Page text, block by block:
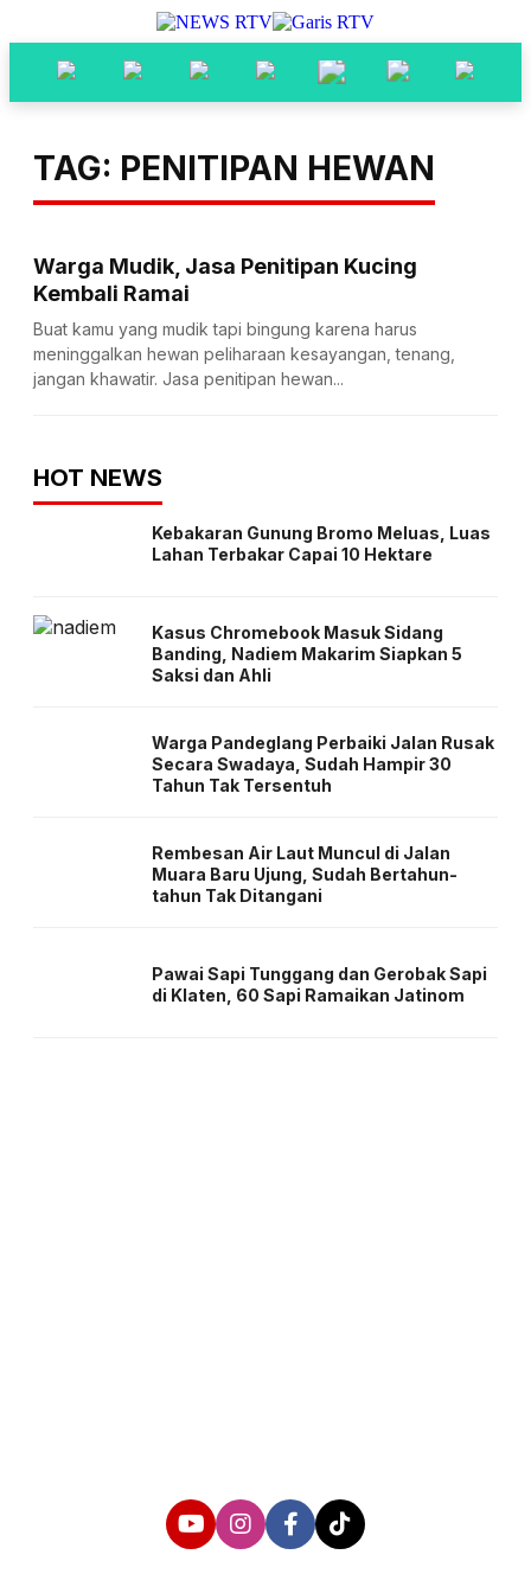
TAG: PENITIPAN HEWAN
Warga Mudik, Jasa Penitipan Kucing
Kembali Ramai
Buat kamu yang mudik tapi bingung karena harus
meninggalkan hewan peliharaan kesayangan, tenang,
jangan khawatir. Jasa penitipan hewan...
HOT NEWS
Kebakaran Gunung Bromo Meluas, Luas
Lahan Terbakar Capai 10 Hektare
Kasus Chromebook Masuk Sidang
Banding, Nadiem Makarim Siapkan 5
Saksi dan Ahli
Warga Pandeglang Perbaiki Jalan Rusak
Secara Swadaya, Sudah Hampir 30
Tahun Tak Tersentuh
Rembesan Air Laut Muncul di Jalan
Muara Baru Ujung, Sudah Bertahun-
tahun Tak Ditangani
Pawai Sapi Tunggang dan Gerobak Sapi
di Klaten, 60 Sapi Ramaikan Jatinom